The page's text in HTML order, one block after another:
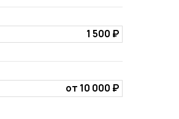
1 500 ₽
от 10 000 ₽